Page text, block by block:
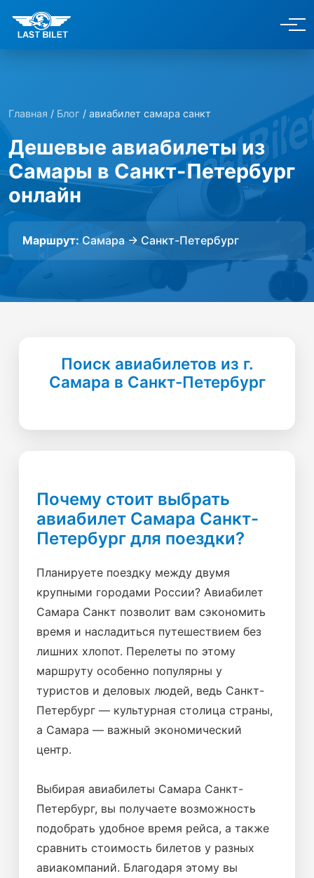
Главная / Блог / авиабилет самара санкт
Дешевые авиабилеты из
Самары в Санкт-Петербург
онлайн
Маршрут:Самара → Санкт-Петербург
Поиск авиабилетов из г.
Самара в Санкт-Петербург
Почему стоит выбрать
авиабилет Самара Санкт-
Петербург для поездки?
Планируете поездку между двумя
крупными городами России? Авиабилет
Самара Санкт позволит вам сэкономить
время и насладиться путешествием без
лишних хлопот. Перелеты по этому
маршруту особенно популярны у
туристов и деловых людей, ведь Санкт-
Петербург — культурная столица страны,
а Самара — важный экономический
центр.
Выбирая авиабилеты Самара Санкт-
Петербург, вы получаете возможность
подобрать удобное время рейса, а также
сравнить стоимость билетов у разных
авиакомпаний. Благодаря этому вы